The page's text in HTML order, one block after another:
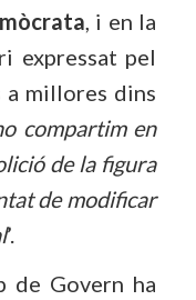
, i en la
expressat pel
millores dins
compartim en
de la figura
de modificar
’.
de Govern ha